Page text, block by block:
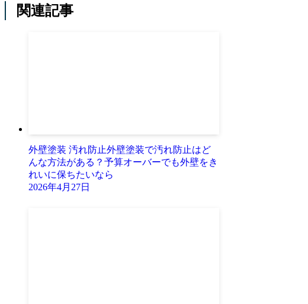
関連記事
外壁塗装 汚れ防止外壁塗装で汚れ防止はど
んな方法がある？予算オーバーでも外壁をき
れいに保ちたいなら
2026年4月27日